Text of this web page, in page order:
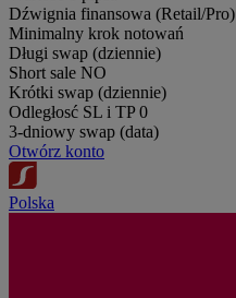
Dźwignia finansowa (Retail/Pro)
Minimalny krok notowań
Długi swap (dziennie)
Short sale NO
Krótki swap (dziennie)
Odległosć SL i TP 0
3-dniowy swap (data)
Otwórz konto
Polska